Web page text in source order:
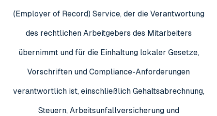
(Employer of Record) Service, der die Verantwortung
des rechtlichen Arbeitgebers des Mitarbeiters
übernimmt und für die Einhaltung lokaler Gesetze,
Vorschriften und Compliance-Anforderungen
verantwortlich ist, einschließlich Gehaltsabrechnung,
Steuern, Arbeitsunfallversicherung und